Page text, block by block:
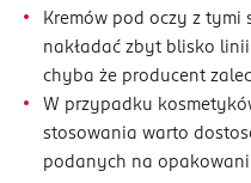
Kremów pod oczy z tymi
nakładać zbyt blisko
chyba że producent
W przypadku
stosowania warto
podanych na